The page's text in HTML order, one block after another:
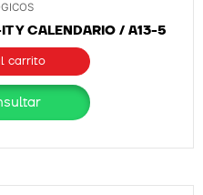
Y CALENDARIO / A13-5
carrito